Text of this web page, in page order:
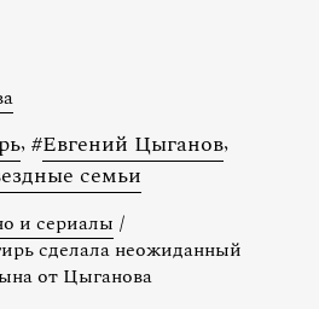
, #Евгений Цыганов,
семьи
и сериалы /
сделала неожиданный
от Цыганова